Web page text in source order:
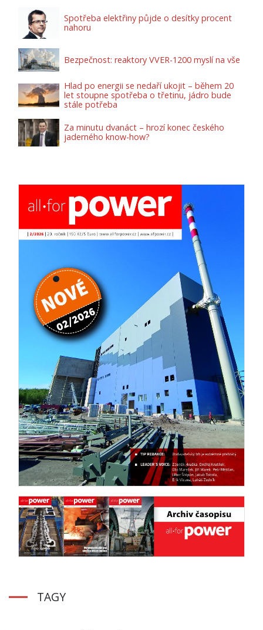
Spotřeba elektřiny půjde o desítky procent
nahoru
Bezpečnost: reaktory VVER-1200 myslí na vše
Hlad po energii se nedaří ukojit – během 20
let stoupne spotřeba o třetinu, jádro bude
stále potřeba
Za minutu dvanáct – hrozí konec českého
jaderného know-how?
TAGY